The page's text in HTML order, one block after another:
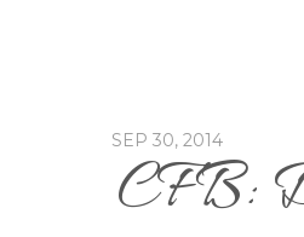
SEP 30, 2014
CFB: